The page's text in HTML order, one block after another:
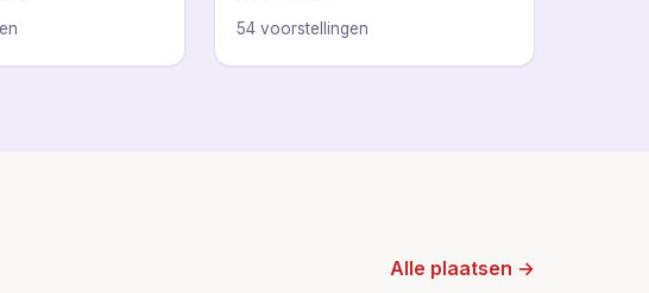
54 voorstellingen
Alle plaatsen →